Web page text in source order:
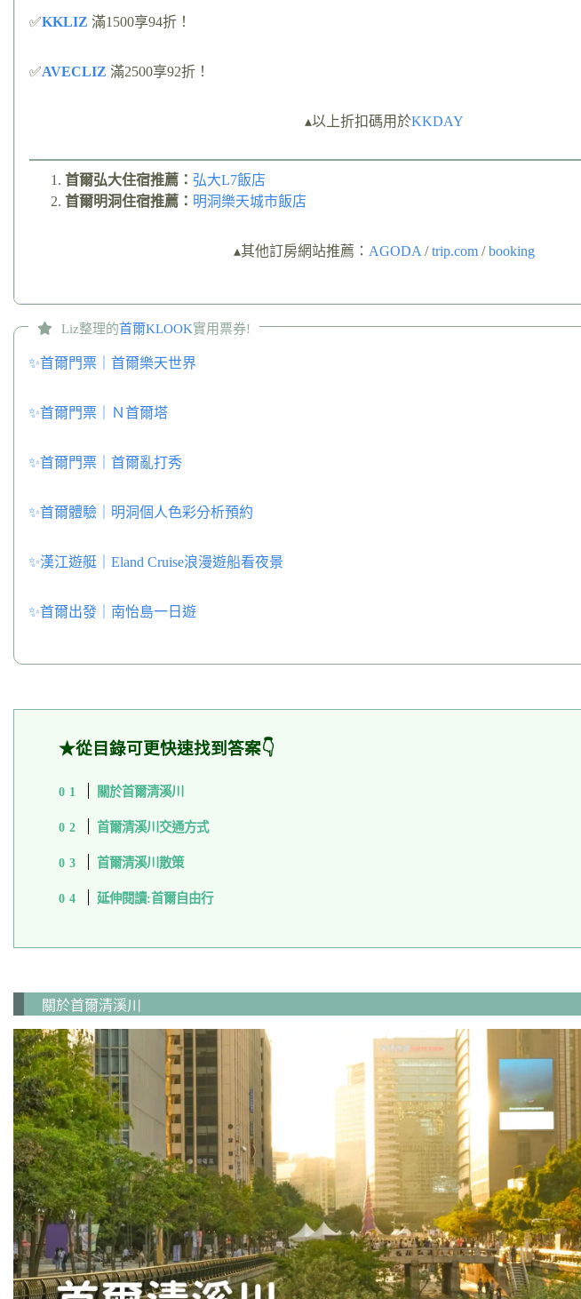
✅KKLIZ 滿1500享94折！
✅AVECLIZ 滿2500享92折！
▴以上折扣碼用於KKDAY
首爾弘大住宿推薦： 弘大L7飯店
首爾明洞住宿推薦： 明洞樂天城市飯店
▴其他訂房網站推薦： AGODA/trip.com/booking
Liz整理的首爾KLOOK實用票券!
✨首爾門票｜首爾樂天世界
✨首爾門票｜Ｎ首爾塔
✨首爾門票｜首爾亂打秀
✨首爾體驗｜明洞個人色彩分析預約
✨漢江遊艇｜Eland Cruise浪漫遊船看夜景
✨首爾出發｜南怡島一日遊
★從目錄可更快速找到答案👇
關於首爾清溪川
首爾清溪川交通方式
首爾清溪川散策
延伸閱讀:首爾自由行
關於首爾清溪川